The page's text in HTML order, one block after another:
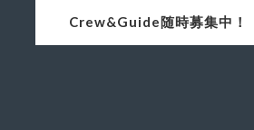
Crew&Guide随時募集中！